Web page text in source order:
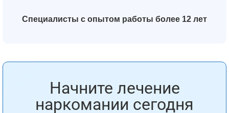
Специалисты с опытом работы более 12 лет
Начните лечение
наркомании сегодня